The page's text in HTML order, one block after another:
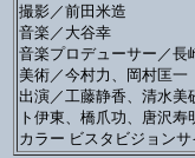
撮影／前田米造
音楽／大谷幸
音楽プロデューサー／長
美術／今村力、岡村匡一
出演／工藤静香、清水美
ト伊東、橋爪功、唐沢寿
カラー ビスタビジョン